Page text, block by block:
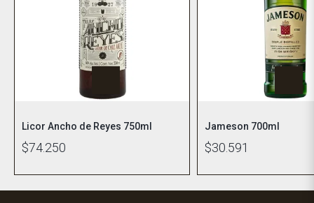
Licor Ancho de Reyes 750ml
$74.250
Jameson 700ml
$30.591